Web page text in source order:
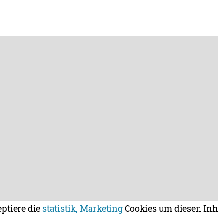
die statistik, MarketingCookies um diesen